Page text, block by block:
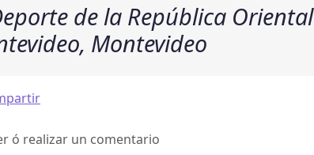
de la República Oriental
Montevideo
ó realizar un comentario